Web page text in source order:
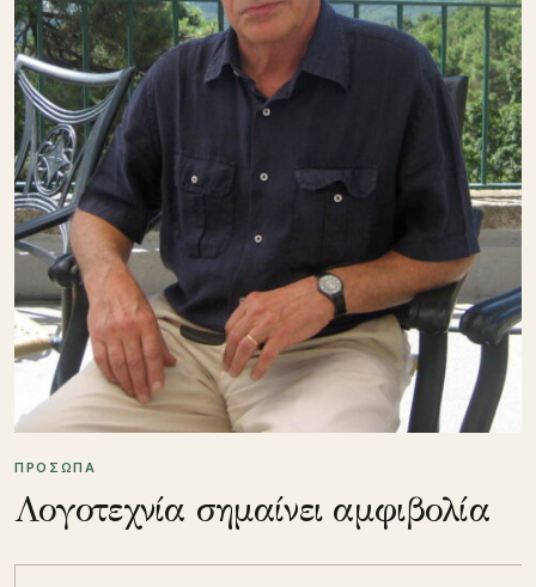
ΠΡΟΣΩΠΑ
Λογοτεχνία σημαίνει αμφιβολία